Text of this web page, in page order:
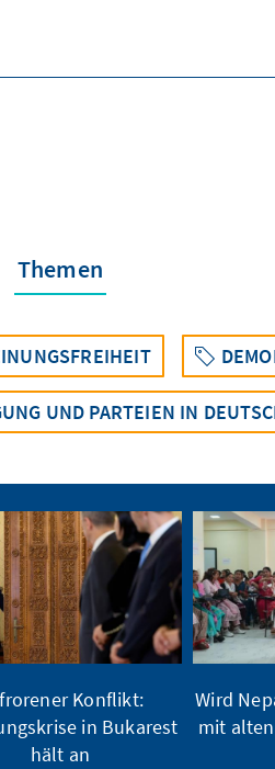
Themen
UND PARTEIEN IN
Konflikt:
in Bukarest
hält an
Wird
mit